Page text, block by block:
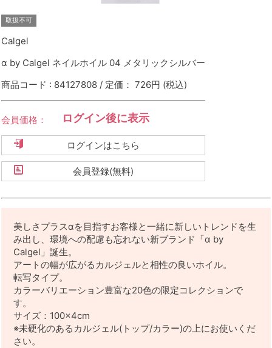
取扱不可
Calgel
α by Calgel ネイルホイル 04 メタリックシルバー
商品コード : 84127808 / 定価： 726円 (税込)
会員価格： ログイン後に表示
ログインはこちら
会員登録(無料)
美しさプラスαを目指すお客様と一緒に新しいトレンドを生
み出し、環境への配慮も忘れない新ブランド「α by
Calgel」誕生。
アートの幅が広がるカルジェルと相性の良いホイル。
転写タイプ。
カラーバリエーション豊富な20色の限定コレクションで
す。
サイズ：100×4cm
※未硬化のあるカルジェル(トップ/カラー)の上にお使いくだ
さい。